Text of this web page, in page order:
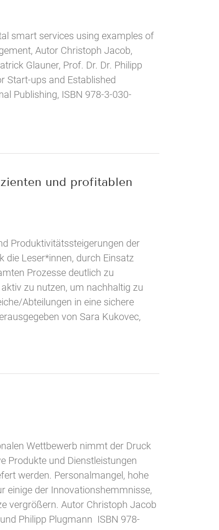
smart services using examples of
Autor Christoph Jacob,
Glauner, Prof. Dr. Dr. Philipp
Start-ups and Established
Publishing, ISBN 978-3-030-
und profitablen
Produktivitätssteigerungen der
Leser*innen, durch Einsatz
Prozesse deutlich zu
zu nutzen, um nachhaltig zu
Abteilungen in eine sichere
von Sara Kukovec,
Wettbewerb nimmt der Druck
Produkte und Dienstleistungen
werden. Personalmangel, hohe
einige der Innovationshemmnisse,
vergrößern. Autor Christoph Jacob
Philipp Plugmann ISBN 978-